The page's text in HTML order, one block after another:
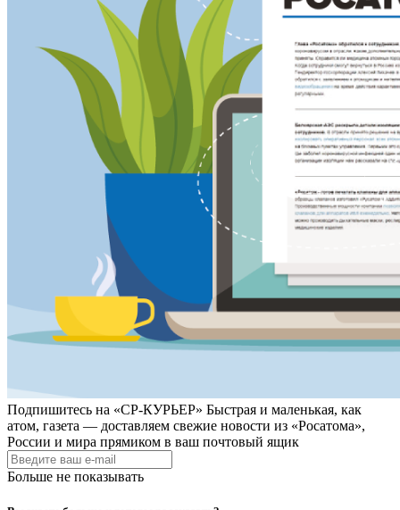
Подпишитесь на «СР-КУРЬЕР» Быстрая и маленькая, как
атом, газета — доставляем свежие новости из «Росатома»,
России и мира прямиком в ваш почтовый ящик
Больше не показывать